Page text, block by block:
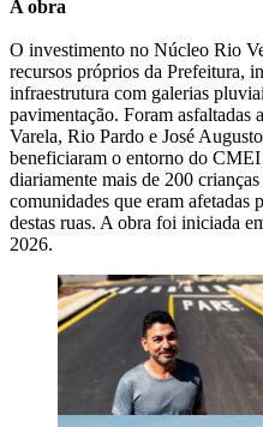
A obra
O investimento no Núcleo Rio
recursos próprios da Prefeitura,
infraestrutura com galerias
pavimentação. Foram asfaltadas
Varela, Rio Pardo e José
beneficiaram o entorno do
diariamente mais de 200
comunidades que eram afetadas
destas ruas. A obra foi iniciada
2026.